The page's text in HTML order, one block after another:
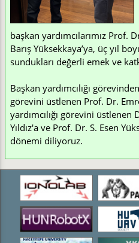
başkan yardımcılarımız Prof.
Barış Yüksekkaya’ya, üç yıl
sundukları değerli emek ve
Başkan yardımcılığı
görevini üstlenen Prof. Dr.
yardımcılığı görevini üstlenen
Yıldız'a ve Prof. Dr. S. Esen
dönemi diliyoruz.